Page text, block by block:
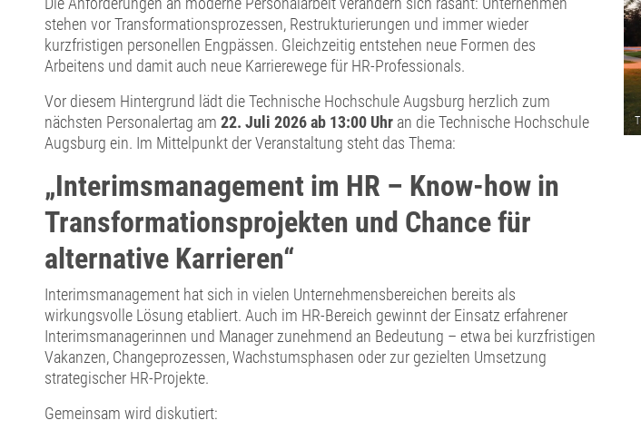
stehen vor Transformationsprozessen, Restrukturierungen und immer wieder
kurzfristigen personellen Engpässen. Gleichzeitig entstehen neue Formen des
Arbeitens und damit auch neue Karrierewege für HR-Professionals.
Vor diesem Hintergrund lädt die Technische Hochschule Augsburg herzlich zum
nächsten Personalertag am 22. Juli 2026 ab 13:00 Uhran die Technische Hochschule
Augsburg ein. Im Mittelpunkt der Veranstaltung steht das Thema:
„Interimsmanagement im HR – Know-how in
Transformationsprojekten und Chance für
alternative Karrieren“
Interimsmanagement hat sich in vielen Unternehmensbereichen bereits als
wirkungsvolle Lösung etabliert. Auch im HR-Bereich gewinnt der Einsatz erfahrener
Interimsmanagerinnen und Manager zunehmend an Bedeutung – etwa bei kurzfristigen
Vakanzen, Changeprozessen, Wachstumsphasen oder zur gezielten Umsetzung
strategischer HR-Projekte.
Gemeinsam wird diskutiert: